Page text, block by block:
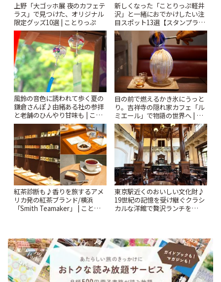
上野「大ゴッホ展 夜のカフェテ
ラス」で見つけた、オリジナル
限定グッズ10選 | ことりっぷ
新しくなった「ことりっぷ軽井
沢」と一緒におでかけしたい注
目スポット13選【スタンプラリ
ー開催中】 | ことりっぷ
風鈴の音色に誘われて歩く夏の
鎌倉さんぽ♪由緒ある社の参拝
と老舗のひんやり甘味も | こと
りっぷ
目の前で燃えるかき氷にうっと
り。吉祥寺の隠れ家カフェ「ル
ミエール」で物語の世界へ | こ
とりっぷ
紅茶診断も♪香りを旅するアメ
リカ発の紅茶ブランド/横浜
「Smith Teamaker」 | ことりっ
東京駅近くのおいしい文化財♪
19世紀の記憶を受け継ぐクラシ
カルな洋館で贅沢ランチを